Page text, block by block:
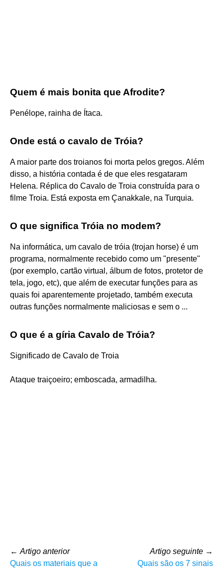
Quem é mais bonita que Afrodite?
Penélope, rainha de Ítaca.
Onde está o cavalo de Tróia?
A maior parte dos troianos foi morta pelos gregos. Além
disso, a história contada é de que eles resgataram
Helena. Réplica do Cavalo de Troia construída para o
filme Troia. Está exposta em Çanakkale, na Turquia.
O que significa Tróia no modem?
Na informática, um cavalo de tróia (trojan horse) é um
programa, normalmente recebido como um "presente"
(por exemplo, cartão virtual, álbum de fotos, protetor de
tela, jogo, etc), que além de executar funções para as
quais foi aparentemente projetado, também executa
outras funções normalmente maliciosas e sem o ...
O que é a gíria Cavalo de Tróia?
Significado de Cavalo de Troia
Ataque traiçoeiro; emboscada, armadilha.
← Artigo anterior
Quais os materiais que a
Artigo seguinte →
Quais são os 7 sinais